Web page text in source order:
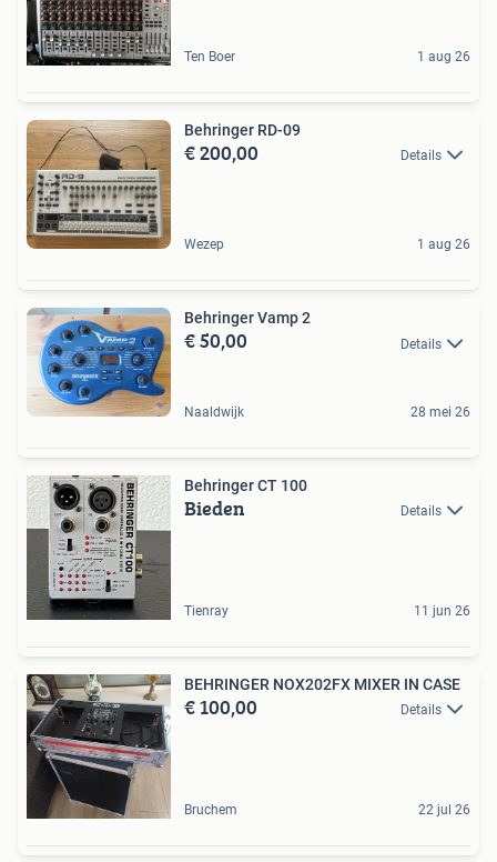
Ten Boer 1 aug 26
Behringer RD-09
€ 200,00 Details
Wezep 1 aug 26
Behringer Vamp 2
€ 50,00 Details
Naaldwijk 28 mei 26
Behringer CT 100
Bieden Details
Tienray 11 jun 26
BEHRINGER NOX202FX MIXER IN CASE
€ 100,00 Details
Bruchem 22 jul 26